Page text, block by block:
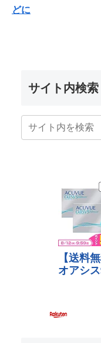
どに
サイト内検索